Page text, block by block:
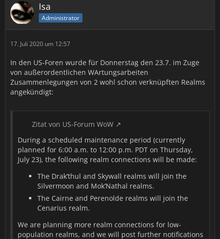
Isa
Administrator
17. Juli 2020 um 12:57
In den US-Foren wurde für Donnerstag den 23.7. im Zuge
von außerordentlichen WArtungsarbeiten
Zusammenlegungen von 2 wohl schon verknüpften Realms
angekündigt:
Zitat von US-Forum WoW
During a scheduled maintenance period (currently
planned for 6:00 a.m. to 12:00 p.m. PDT on Thursday,
July 23), the following realm connections will be made:
The Drak’thul and Skywall realms will join the
Silvermoon and Mok’Nathal realms.
The Cairne and Perenolde realms will join the
Cenarius realm.
We are planning more realm connections for low-
population realms, and we will post further notifications